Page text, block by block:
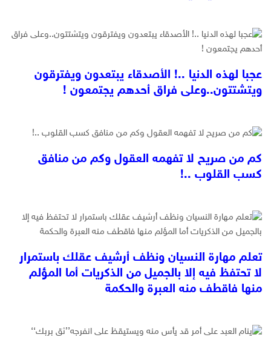
عجبا لهذه الدنيا ..! الأصدقاء يبتعدون ويفترقون
ويتشتتون..وعلى فراق أحدهم يجتمعون !
كم من صريح لا تفهمه العقول وكم من منافق
كسب القلوب ..!
تعلم مهارة النسيان ونظف أرشيف عقلك باستمرار
لا تحتفظ فيه إلا بالجميل من الذكريات أما المؤلم
منها فاقطف منه العبرة والحكمة